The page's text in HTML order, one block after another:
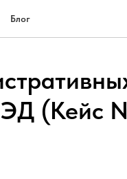
Блог
(Кейс